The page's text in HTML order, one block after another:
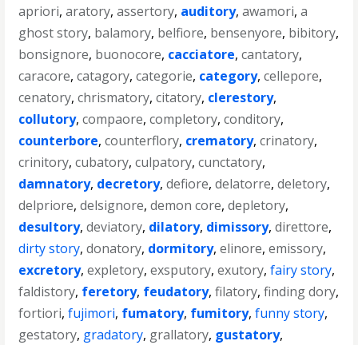
apriori,aratory,assertory, auditory,awamori,a
ghost story, balamory, belfiore, bensenyore, bibitory,
bonsignore, buonocore, cacciatore,cantatory,
caracore,catagory,categorie, category,cellepore,
cenatory,chrismatory,citatory, clerestory,
collutory,compaore,completory,conditory,
counterbore,counterflory, crematory,crinatory,
crinitory,cubatory,culpatory,cunctatory,
damnatory, decretory,defiore,delatorre,deletory,
delpriore,delsignore,demon core,depletory,
desultory,deviatory, dilatory, dimissory,direttore,
dirty story,donatory, dormitory,elinore,emissory,
excretory,expletory,exsputory,exutory,fairy story,
faldistory, feretory, feudatory,filatory,finding dory,
fortiori,fujimori, fumatory, fumitory,funny story,
gestatory, gradatory, grallatory, gustatory,